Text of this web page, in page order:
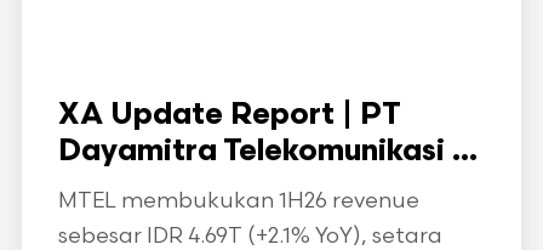
XA Update Report | PT
Dayamitra Telekomunikasi ...
MTEL membukukan 1H26 revenue
sebesar IDR 4.69T (+2.1% YoY), setara